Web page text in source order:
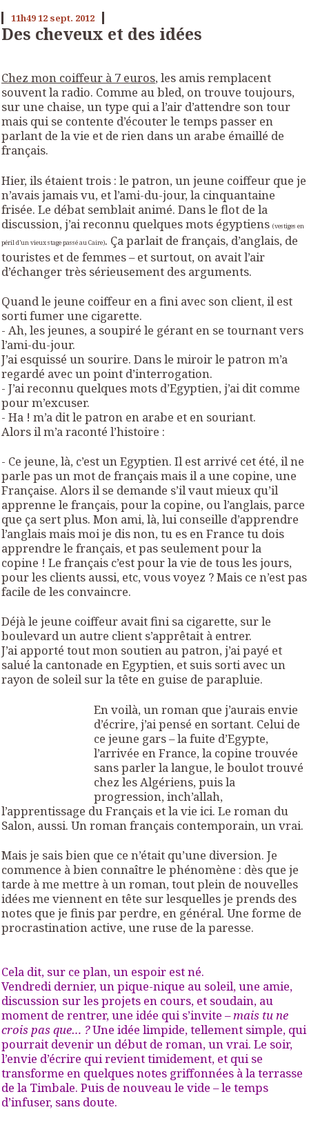
11h4912 sept. 2012
Des cheveux et des idées
Chez mon coiffeur à 7 euros, les amis remplacent
souvent la radio. Comme au bled, on trouve toujours,
sur une chaise, un type qui a l’air d’attendre son tour
mais qui se contente d’écouter le temps passer en
parlant de la vie et de rien dans un arabe émaillé de
français.
Hier, ils étaient trois : le patron, un jeune coiffeur que je
n’avais jamais vu, et l’ami-du-jour, la cinquantaine
frisée. Le débat semblait animé. Dans le flot de la
discussion, j’ai reconnu quelques mots égyptiens (vestiges en
péril d’un vieux stage passé au Caire). Ça parlait de français, d’anglais, de
touristes et de femmes – et surtout, on avait l’air
d’échanger très sérieusement des arguments.
Quand le jeune coiffeur en a fini avec son client, il est
sorti fumer une cigarette.
- Ah, les jeunes, a soupiré le gérant en se tournant vers
l’ami-du-jour.
J’ai esquissé un sourire. Dans le miroir le patron m’a
regardé avec un point d’interrogation.
- J’ai reconnu quelques mots d’Egyptien, j’ai dit comme
pour m’excuser.
- Ha ! m’a dit le patron en arabe et en souriant.
Alors il m’a raconté l’histoire :
- Ce jeune, là, c’est un Egyptien. Il est arrivé cet été, il ne
parle pas un mot de français mais il a une copine, une
Française. Alors il se demande s’il vaut mieux qu’il
apprenne le français, pour la copine, ou l’anglais, parce
que ça sert plus. Mon ami, là, lui conseille d’apprendre
l’anglais mais moi je dis non, tu es en France tu dois
apprendre le français, et pas seulement pour la
copine ! Le français c’est pour la vie de tous les jours,
pour les clients aussi, etc, vous voyez ? Mais ce n’est pas
facile de les convaincre.
Déjà le jeune coiffeur avait fini sa cigarette, sur le
boulevard un autre client s’apprêtait à entrer.
J’ai apporté tout mon soutien au patron, j’ai payé et
salué la cantonade en Egyptien, et suis sorti avec un
rayon de soleil sur la tête en guise de parapluie.
En voilà, un roman que j’aurais envie
d’écrire, j’ai pensé en sortant. Celui de
ce jeune gars – la fuite d’Egypte,
l’arrivée en France, la copine trouvée
sans parler la langue, le boulot trouvé
chez les Algériens, puis la
progression, inch’allah,
l’apprentissage du Français et la vie ici. Le roman du
Salon, aussi. Un roman français contemporain, un vrai.
Mais je sais bien que ce n’était qu’une diversion. Je
commence à bien connaître le phénomène : dès que je
tarde à me mettre à un roman, tout plein de nouvelles
idées me viennent en tête sur lesquelles je prends des
notes que je finis par perdre, en général. Une forme de
procrastination active, une ruse de la paresse.
Cela dit, sur ce plan, un espoir est né.
Vendredi dernier, un pique-nique au soleil, une amie,
discussion sur les projets en cours, et soudain, au
moment de rentrer, une idée qui s’invite –mais tu ne
crois pas que… ?Une idée limpide, tellement simple, qui
pourrait devenir un début de roman, un vrai. Le soir,
l’envie d’écrire qui revient timidement, et qui se
transforme en quelques notes griffonnées à la terrasse
de la Timbale. Puis de nouveau le vide – le temps
d’infuser, sans doute.